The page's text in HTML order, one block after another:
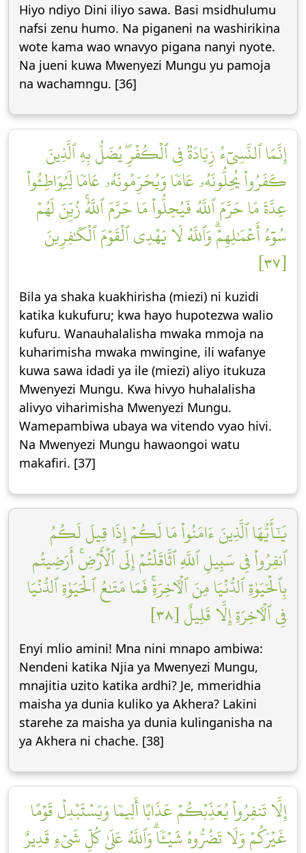
Hiyo ndiyo Dini iliyo sawa. Basi msidhulumu
nafsi zenu humo. Na piganeni na washirikina
wote kama wao wnavyo pigana nanyi nyote.
Na jueni kuwa Mwenyezi Mungu yu pamoja
na wachamngu. [36]
إِنَّمَا ٱلنَّسِيٓءُ زِيَادَةٞ فِي ٱلۡكُفۡرِۖ يُضَلُّ بِهِ ٱلَّذِينَ
كَفَرُواْ يُحِلُّونَهُۥ عَامٗا وَيُحَرِّمُونَهُۥ عَامٗا لِّيُوَاطِـُٔواْ
عِدَّةَ مَا حَرَّمَ ٱللَّهُ فَيُحِلُّواْ مَا حَرَّمَ ٱللَّهُۚ زُيِّنَ لَهُمۡ
سُوٓءُ أَعۡمَٰلِهِمۡۗ وَٱللَّهُ لَا يَهۡدِي ٱلۡقَوۡمَ ٱلۡكَٰفِرِينَ
[٣٧]
Bila ya shaka kuakhirisha (miezi) ni kuzidi
katika kukufuru; kwa hayo hupotezwa walio
kufuru. Wanauhalalisha mwaka mmoja na
kuharimisha mwaka mwingine, ili wafanye
kuwa sawa idadi ya ile (miezi) aliyo itukuza
Mwenyezi Mungu. Kwa hivyo huhalalisha
alivyo viharimisha Mwenyezi Mungu.
Wamepambiwa ubaya wa vitendo vyao hivi.
Na Mwenyezi Mungu hawaongoi watu
makafiri. [37]
يَٰٓأَيُّهَا ٱلَّذِينَ ءَامَنُواْ مَا لَكُمۡ إِذَا قِيلَ لَكُمُ
ٱنفِرُواْ فِي سَبِيلِ ٱللَّهِ ٱثَّاقَلۡتُمۡ إِلَى ٱلۡأَرۡضِۚ أَرَضِيتُم
بِٱلۡحَيَوٰةِ ٱلدُّنۡيَا مِنَ ٱلۡأٓخِرَةِۚ فَمَا مَتَٰعُ ٱلۡحَيَوٰةِ ٱلدُّنۡيَا
فِي ٱلۡأٓخِرَةِ إِلَّا قَلِيلٌ [٣٨]
Enyi mlio amini! Mna nini mnapo ambiwa:
Nendeni katika Njia ya Mwenyezi Mungu,
mnajitia uzito katika ardhi? Je, mmeridhia
maisha ya dunia kuliko ya Akhera? Lakini
starehe za maisha ya dunia kulinganisha na
ya Akhera ni chache. [38]
إِلَّا تَنفِرُواْ يُعَذِّبۡكُمۡ عَذَابًا أَلِيمٗا وَيَسۡتَبۡدِلۡ قَوۡمًا
غَيۡرَكُمۡ وَلَا تَضُرُّوهُ شَيۡـٔٗاۗ وَٱللَّهُ عَلَىٰ كُلِّ شَيۡءٖ قَدِيرٌ